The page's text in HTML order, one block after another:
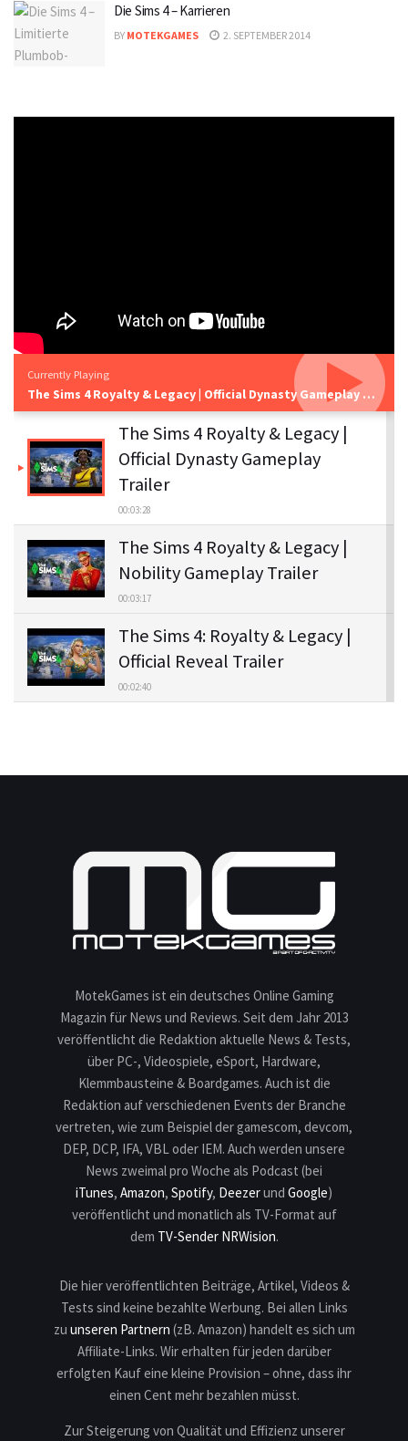
Die Sims 4 – Karrieren
BY MOTEKGAMES 2. SEPTEMBER 2014
Currently Playing
The Sims 4 Royalty & Legacy | Official Dynasty Gameplay Trailer
The Sims 4 Royalty & Legacy |
Official Dynasty Gameplay
Trailer
00:03:28
The Sims 4 Royalty & Legacy |
Nobility Gameplay Trailer
00:03:17
The Sims 4: Royalty & Legacy |
Official Reveal Trailer
00:02:40
00:03:55
00:03:03
Nature Expansion Pack | Official
Gameplay Trailer
The Sims 4 Enchanted by
Nature | Official Reveal Trailer
00:03:01
The Sims 4 Businesses &
Hobbies Expansion Pack |
Official Reveal Trailer
The Sims & The Sims 2 Legacy
Collections - Official Reveal
00:01:58
The Sims 4 Life & Death
Expansion Pack: Official Reveal
Trailer
MotekGames ist ein deutsches Online Gaming
Magazin für News und Reviews. Seit dem Jahr 2013
veröffentlicht die Redaktion aktuelle News & Tests,
über PC-, Videospiele, eSport, Hardware,
Klemmbausteine & Boardgames. Auch ist die
Redaktion auf verschiedenen Events der Branche
vertreten, wie zum Beispiel der gamescom, devcom,
DEP, DCP, IFA, VBL oder IEM. Auch werden unsere
News zweimal pro Woche als Podcast (bei
iTunes, Amazon, Spotify, Deezerund Google)
veröffentlicht und monatlich als TV-Format auf
dem TV-Sender NRWision.
Die hier veröffentlichten Beiträge, Artikel, Videos &
Tests sind keine bezahlte Werbung. Bei allen Links
zu unseren Partnern (zB. Amazon) handelt es sich um
Affiliate-Links. Wir erhalten für jeden darüber
erfolgten Kauf eine kleine Provision – ohne, dass ihr
einen Cent mehr bezahlen müsst.
Zur Steigerung von Qualität und Effizienz unserer